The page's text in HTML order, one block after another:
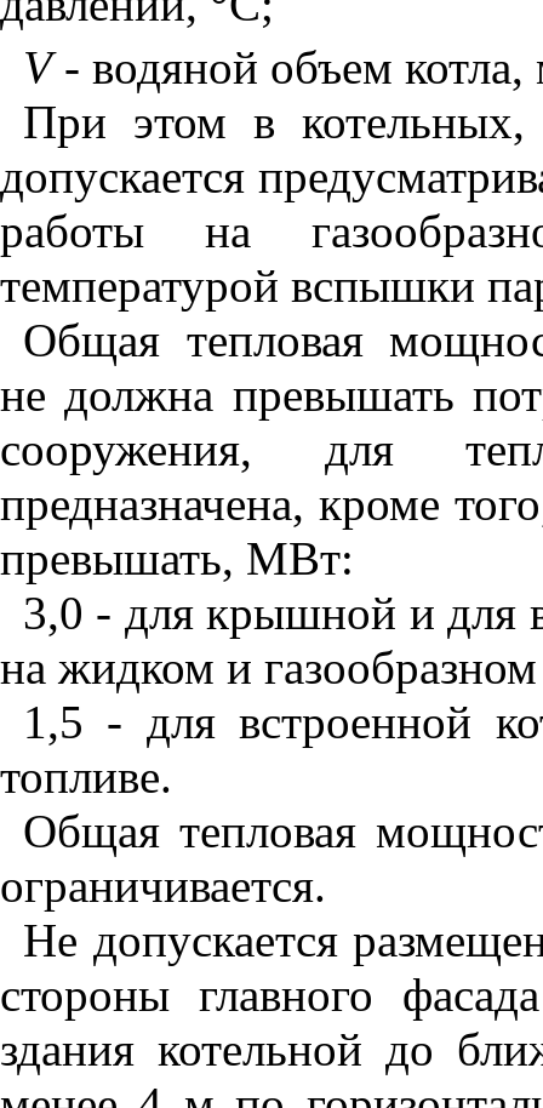
V- водяной объем котла,
При этом в котельных,
допускается
работы на
температурой вспышки
Общая тепловая
не должна превышать
сооружения, для
предназначена, кроме
превышать, МВт:
3,0 - для крышной и для
на жидком и
1,5 - для встроенной
топливе.
Общая тепловая
ограничивается.
Не допускается
стороны главного
здания котельной до